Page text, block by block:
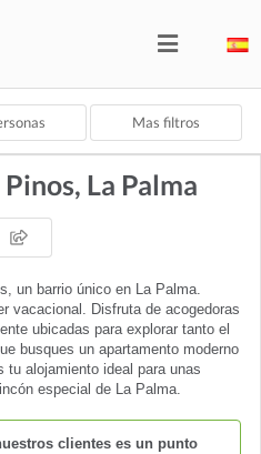
Mas filtros
La Palma
un barrio único en La Palma.
vacacional. Disfruta de acogedoras
ubicadas para explorar tanto el
busques un apartamento moderno
tu alojamiento ideal para unas
especial de La Palma.
clientes es un punto